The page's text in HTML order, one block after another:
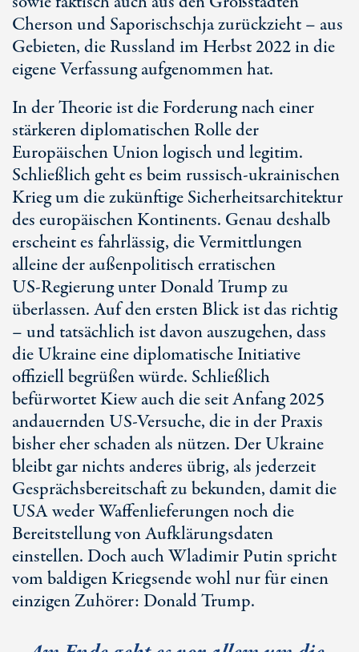
Cherson und Saporischschja zurückzieht – aus
Gebieten, die Russland im Herbst 2022 in die
eigene Verfassung aufgenommen hat.
In der Theorie ist die Forderung nach einer
stärkeren diplomatischen Rolle der
Europäischen Union logisch und legitim.
Schließlich geht es beim russisch-ukrainischen
Krieg um die zukünftige Sicherheitsarchitektur
des europäischen Kontinents. Genau deshalb
erscheint es fahrlässig, die Vermittlungen
alleine der außenpolitisch erratischen
US-Regierung unter Donald Trump zu
überlassen. Auf den ersten Blick ist das richtig
– und tatsächlich ist davon auszugehen, dass
die Ukraine eine diplomatische Initiative
offiziell begrüßen würde. Schließlich
befürwortet Kiew auch die seit Anfang 2025
andauernden US-Versuche, die in der Praxis
bisher eher schaden als nützen. Der Ukraine
bleibt gar nichts anderes übrig, als jederzeit
Gesprächsbereitschaft zu bekunden, damit die
USA weder Waffenlieferungen noch die
Bereitstellung von Aufklärungsdaten
einstellen. Doch auch Wladimir Putin spricht
vom baldigen Kriegsende wohl nur für einen
einzigen Zuhörer: Donald Trump.